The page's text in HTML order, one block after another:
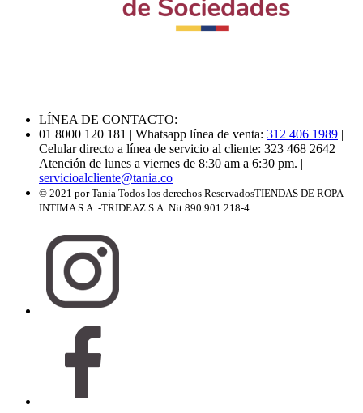
LÍNEA DE CONTACTO:
01 8000 120 181 | Whatsapp línea de venta: 312 406 1989
Celular directo a línea de servicio al cliente: 323 468 2642
Atención de lunes a viernes de 8:30 am a 6:30 pm.
servicioalcliente@tania.co
© 2021 por Tania Todos los derechos ReservadosTIENDAS DE ROPA
INTIMA S.A. -TRIDEAZ S.A. Nit 890.901.218-4